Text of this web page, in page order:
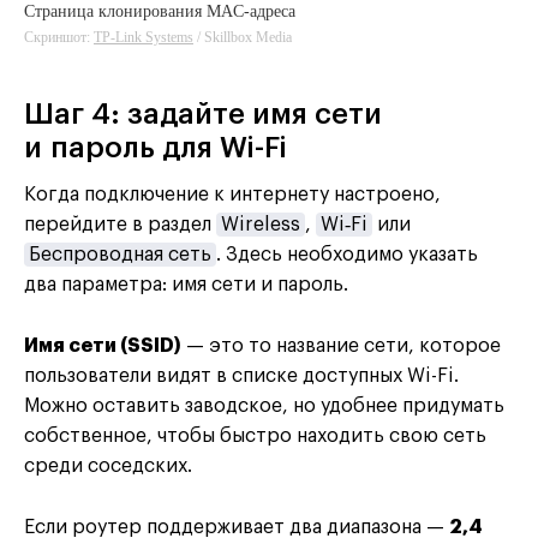
Страница клонирования MAC-адреса
Скриншот: TP-Link Systems / Skillbox Media
Шаг 4: задайте имя сети
и пароль для Wi-Fi
Когда подключение к интернету настроено,
перейдите в раздел Wireless , Wi‑Fi
или
Беспроводная сеть . Здесь необходимо указать
два параметра: имя сети и пароль.
Имя сети (SSID) — это то название сети, которое
пользователи видят в списке доступных Wi-Fi.
Можно оставить заводское, но удобнее придумать
собственное, чтобы быстро находить свою сеть
среди соседских.
Если роутер поддерживает два диапазона — 2,4